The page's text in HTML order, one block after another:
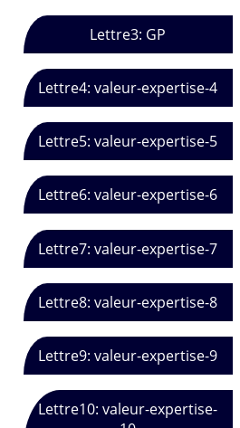
Lettre3: GP
Lettre4: valeur-expertise-4
Lettre5: valeur-expertise-5
Lettre6: valeur-expertise-6
Lettre7: valeur-expertise-7
Lettre8: valeur-expertise-8
Lettre9: valeur-expertise-9
Lettre10: valeur-expertise-